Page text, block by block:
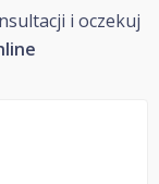
i oczekuj